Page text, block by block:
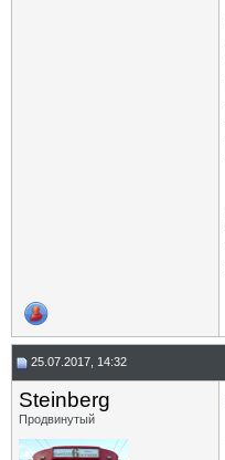
25.07.2017, 14:32
Steinberg
Продвинутый